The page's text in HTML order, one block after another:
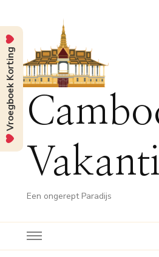
Een ongerept Paradijs
Vroegboek Korting